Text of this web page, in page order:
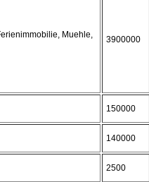
Muehle,
3900000
150000
140000
2500